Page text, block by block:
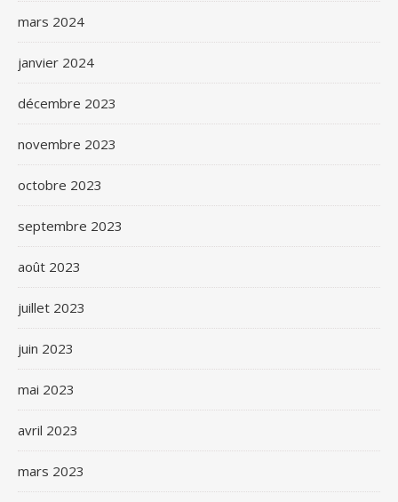
mars 2024
janvier 2024
décembre 2023
novembre 2023
octobre 2023
septembre 2023
août 2023
juillet 2023
juin 2023
mai 2023
avril 2023
mars 2023